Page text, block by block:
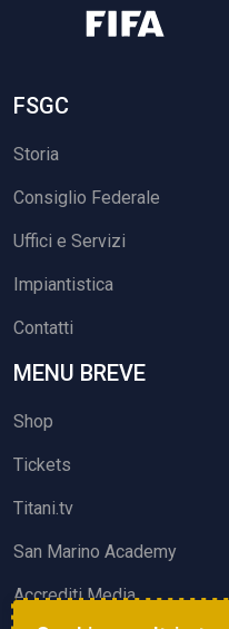
FSGC
Storia
Consiglio Federale
Uffici e Servizi
Impiantistica
Contatti
MENU BREVE
Shop
Tickets
Titani.tv
San Marino Academy
Accrediti Media